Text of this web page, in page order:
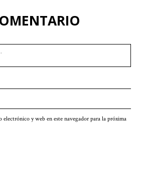
electrónico y web en este navegador para la próxima